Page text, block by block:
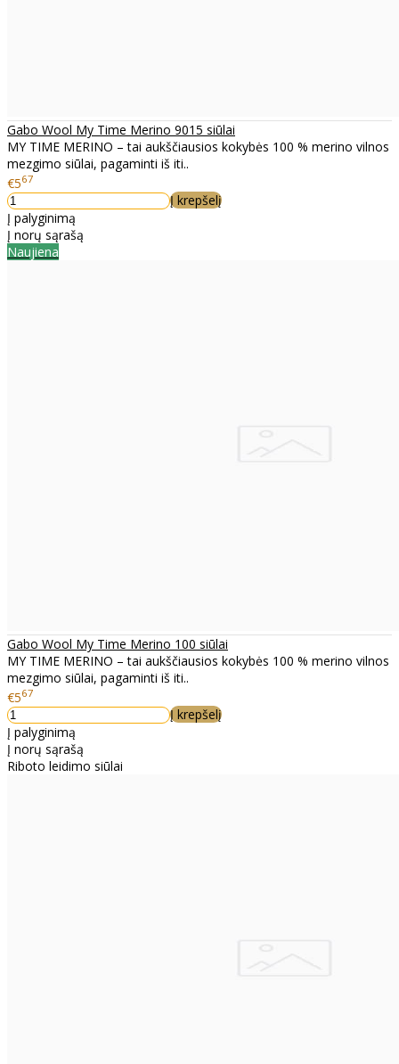
Gabo Wool My Time Merino 9015 siūlai
MY TIME MERINO – tai aukščiausios kokybės 100 % merino vilnos
mezgimo siūlai, pagaminti iš iti..
€567
Į krepšelį
Į palyginimą
Į norų sąrašą
Naujiena
Gabo Wool My Time Merino 100 siūlai
MY TIME MERINO – tai aukščiausios kokybės 100 % merino vilnos
mezgimo siūlai, pagaminti iš iti..
€567
Į krepšelį
Į palyginimą
Į norų sąrašą
Riboto leidimo siūlai